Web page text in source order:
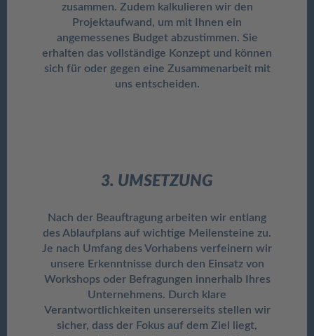
zusammen. Zudem kalkulieren wir den
Projektaufwand, um mit Ihnen ein
angemessenes Budget abzustimmen. Sie
erhalten das vollständige Konzept und können
sich für oder gegen eine Zusammenarbeit mit
uns entscheiden.
3. UMSETZUNG
Nach der Beauftragung arbeiten wir entlang
des Ablaufplans auf wichtige Meilensteine zu.
Je nach Umfang des Vorhabens verfeinern wir
unsere Erkenntnisse durch den Einsatz von
Workshops oder Befragungen innerhalb Ihres
Unternehmens. Durch klare
Verantwortlichkeiten unsererseits stellen wir
sicher, dass der Fokus auf dem Ziel liegt,